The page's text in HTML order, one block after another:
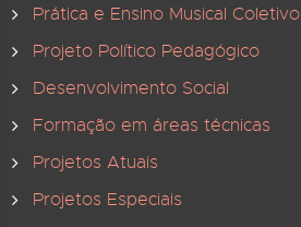
Prática e Ensino Musical Coletivo
Projeto Político Pedagógico
Desenvolvimento Social
Formação em áreas técnicas
Projetos Atuais
Projetos Especiais